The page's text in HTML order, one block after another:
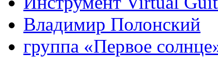
Владимир Полонский
группа «Первое